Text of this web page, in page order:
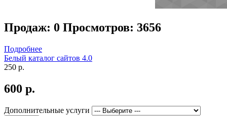
Продаж: 0 Просмотров: 3656
Подробнее
Белый каталог сайтов 4.0
250 р.
600 р.
Дополнительные услуги